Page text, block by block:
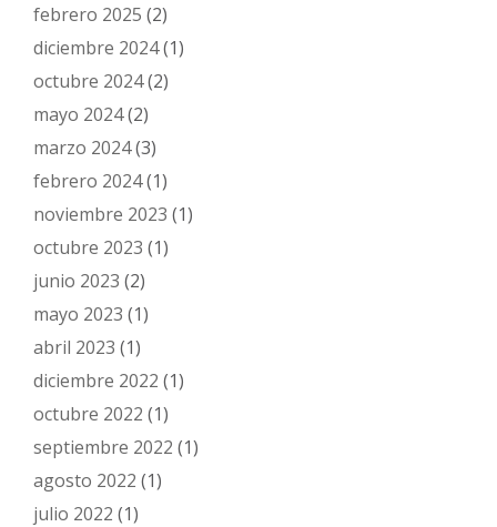
febrero 2025 (2)
diciembre 2024(1)
octubre 2024(2)
mayo 2024(2)
marzo 2024(3)
febrero 2024(1)
noviembre 2023 (1)
octubre 2023 (1)
junio 2023 (2)
mayo 2023 (1)
abril 2023 (1)
diciembre 2022 (1)
octubre 2022 (1)
septiembre 2022 (1)
agosto 2022 (1)
julio 2022 (1)